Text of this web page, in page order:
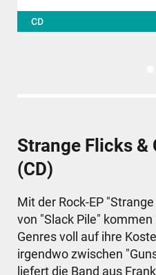
CD
Strange Flicks &
(CD)
Mit der Rock-EP
von "Slack Pile" kommen
Genres voll auf ihre
irgendwo zwischen
liefert die Band aus